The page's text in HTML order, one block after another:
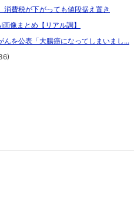
消費税が下がっても値段据え置き
画像まとめ【リアル調】
んを公表「大腸癌になってしまいまし...